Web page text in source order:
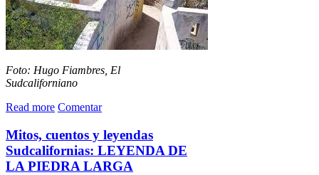
Foto: Hugo Fiambres, El
Sudcaliforniano
Read more Comentar
Mitos, cuentos y leyendas
Sudcalifornias: LEYENDA DE
LA PIEDRA LARGA